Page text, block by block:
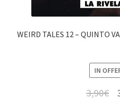
WEIRD TALES 12 – QUINTO
IN
3,90€